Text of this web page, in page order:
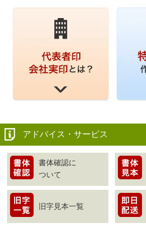
アドバイス・サービス
書体確認に
ついて
旧字見本一覧